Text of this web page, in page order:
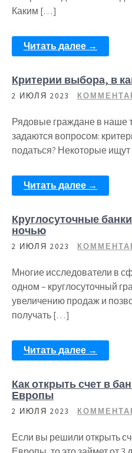
Каким […]
Читать далее →
Критерии выбора, в
2 ИЮЛЯ 2023
Рядовые граждане в наше
задаются вопросом:
податься? Некоторые
Читать далее →
Круглосуточные
ночью
2 ИЮЛЯ 2023
Многие исследователи в
одном – круглосуточный
увеличению продаж и
получать […]
Читать далее →
Как открыть счет в
Европы
2 ИЮЛЯ 2023
Если вы решили открыть